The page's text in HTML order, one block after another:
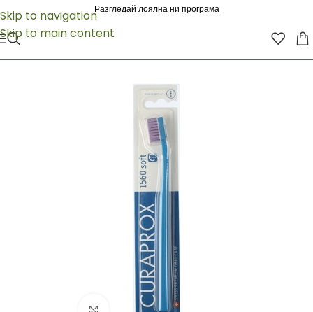
Skip to navigation
Skip to main content
Разгледай лоялна ни програма